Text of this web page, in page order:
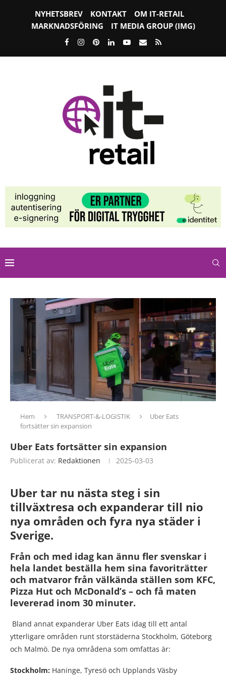
NYHETSBREV KONTAKT
OM IT-RETAIL
MARKNADSFÖRING
IT MEDIA GROUP (IMG)
Hem TRANSPORT-&-LOGISTIK
Uber Eats
fortsätter sin expansion
Uber Eats fortsätter sin expansion
Publicerat av: Redaktionen 2025-03-03
Uber tar nu nästa steg i sin
tillväxtresa och expanderar till nio
nya områden och fyra nya städer i
Sverige.
Från och med idag kan ännu fler svenskar i
hela landet beställa hem sina favoriträtter
och matvaror från välkända ställen som KFC,
Pizza Hut och McDonald’s – och få maten
levererad inom 30 minuter.
Bland annat expanderar Uber Eats idag till ett antal
ytterligare områden runt storstäderna Stockholm, Göteborg
och Malmö. De nya områdena som omfattas är:
Stockholm: Haninge, Tyresö och Upplands Väsby